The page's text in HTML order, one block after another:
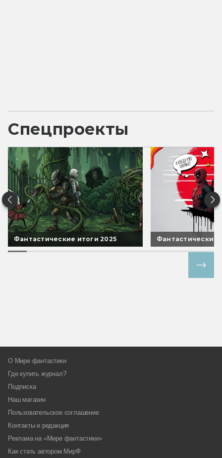
Спецпроекты
Фантастические итоги 2025 Фантастические
О Мире фантастики
Где купить журнал?
Подписка
Наш магазин
Пользовательское соглашение
Контакты и редакция
Реклама на «Мире фантастики»
Как стать автором МирФ